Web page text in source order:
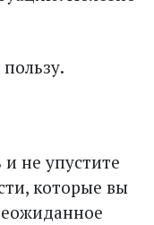
не упустите
которые вы